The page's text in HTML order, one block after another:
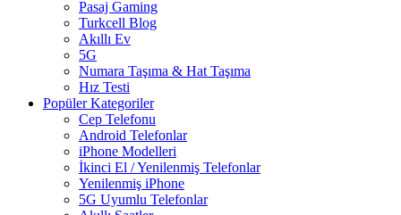
Pasaj Gaming
Turkcell Blog
Akıllı Ev
5G
Numara Taşıma & Hat Taşıma
Hız Testi
Popüler Kategoriler
Cep Telefonu
Android Telefonlar
iPhone Modelleri
İkinci El / Yenilenmiş Telefonlar
Yenilenmiş iPhone
5G Uyumlu Telefonlar